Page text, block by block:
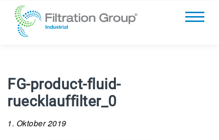
FG-product-fluid-
ruecklauffilter_0
1. Oktober 2019